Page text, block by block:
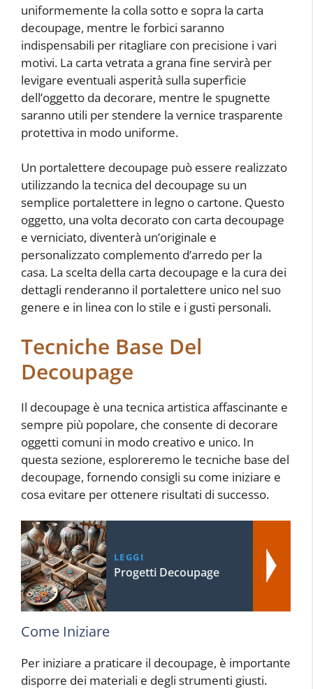
uniformemente la colla sotto e sopra la carta
decoupage, mentre le forbici saranno
indispensabili per ritagliare con precisione i vari
motivi. La carta vetrata a grana fine servirà per
levigare eventuali asperità sulla superficie
dell’oggetto da decorare, mentre le spugnette
saranno utili per stendere la vernice trasparente
protettiva in modo uniforme.
Un portalettere decoupage può essere realizzato
utilizzando la tecnica del decoupage su un
semplice portalettere in legno o cartone. Questo
oggetto, una volta decorato con carta decoupage
e verniciato, diventerà un’originale e
personalizzato complemento d’arredo per la
casa. La scelta della carta decoupage e la cura dei
dettagli renderanno il portalettere unico nel suo
genere e in linea con lo stile e i gusti personali.
Tecniche Base Del
Decoupage
Il decoupage è una tecnica artistica affascinante e
sempre più popolare, che consente di decorare
oggetti comuni in modo creativo e unico. In
questa sezione, esploreremo le tecniche base del
decoupage, fornendo consigli su come iniziare e
cosa evitare per ottenere risultati di successo.
LEGGI
Progetti Decoupage
Come Iniziare
Per iniziare a praticare il decoupage, è importante
disporre dei materiali e degli strumenti giusti.